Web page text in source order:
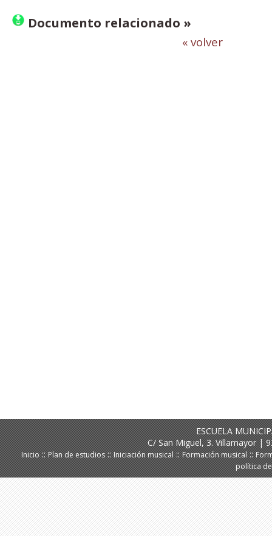
Documento relacionado »
« volver
ESCUELA
C/ San Miguel, 3. Villamayor |
Inicio::Plan de estudios::Iniciación musical::Formación musical::
política